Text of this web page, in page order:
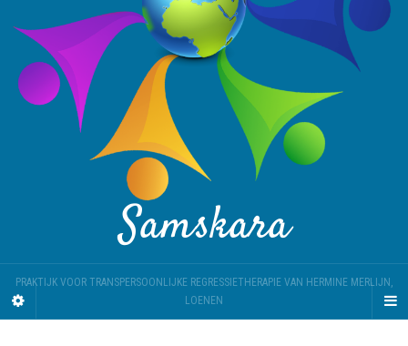
Samskara
PRAKTIJK VOOR TRANSPERSOONLIJKE REGRESSIETHERAPIE VAN HERMINE MERLIJN,
LOENEN